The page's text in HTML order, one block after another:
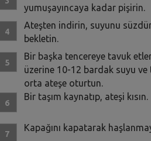
yumuşayıncaya kadar pişirin.
Ateşten indirin, suyunu
bekletin.
Bir başka tencereye tavuk
üzerine 10-12 bardak suyu ve
orta ateşe oturtun.
Bir taşım kaynatıp, ateşi kısın.
Kapağını kapatarak